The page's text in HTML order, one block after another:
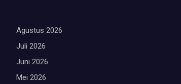
Agustus 2026
Juli 2026
Juni 2026
Mei 2026